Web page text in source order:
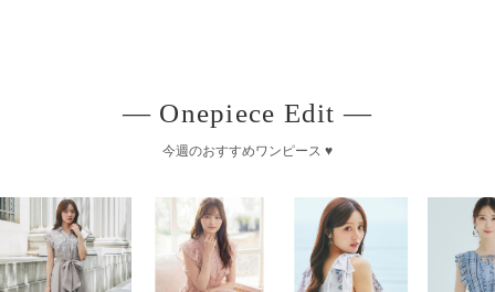
― Onepiece Edit ―
今週のおすすめワンピース ♥